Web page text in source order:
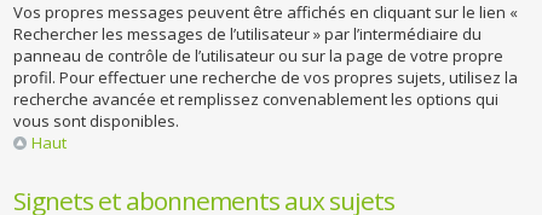
Vos propres messages peuvent être affichés en cliquant sur le lien «
Rechercher les messages de l’utilisateur » par l’intermédiaire du
panneau de contrôle de l’utilisateur ou sur la page de votre propre
profil. Pour effectuer une recherche de vos propres sujets, utilisez la
recherche avancée et remplissez convenablement les options qui
vous sont disponibles.
Haut
Signets et abonnements aux sujets